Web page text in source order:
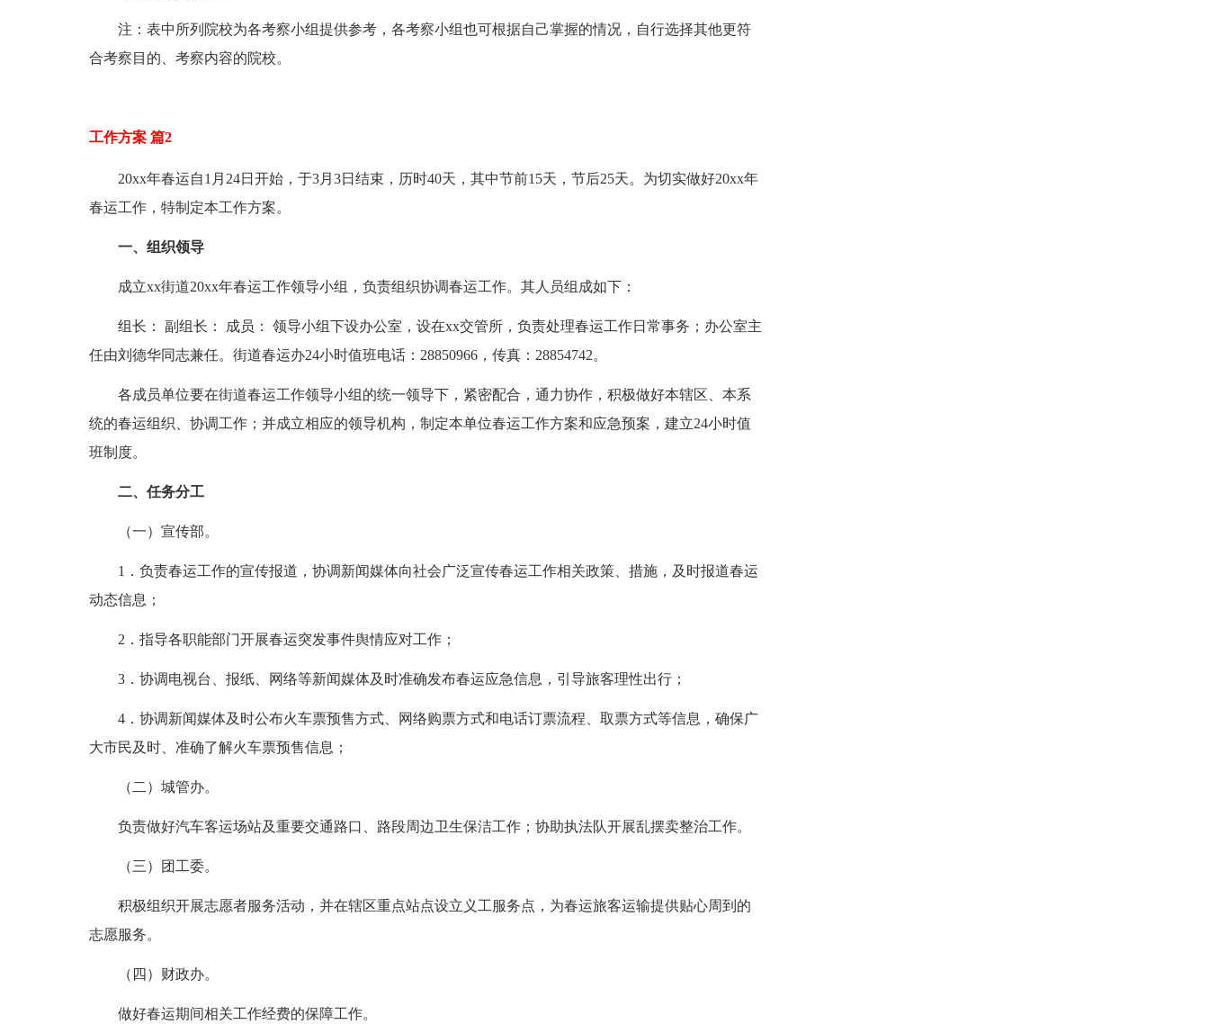
注：表中所列院校为各考察小组提供参考，各考察小组也可根据自己掌握的情况，自行选择其他更符
合考察目的、考察内容的院校。
工作方案 篇2
20xx年春运自1月24日开始，于3月3日结束，历时40天，其中节前15天，节后25天。为切实做好20xx年
春运工作，特制定本工作方案。
一、组织领导
成立xx街道20xx年春运工作领导小组，负责组织协调春运工作。其人员组成如下：
组长： 副组长： 成员： 领导小组下设办公室，设在xx交管所，负责处理春运工作日常事务；办公室主
任由刘德华同志兼任。街道春运办24小时值班电话：28850966，传真：28854742。
各成员单位要在街道春运工作领导小组的统一领导下，紧密配合，通力协作，积极做好本辖区、本系
统的春运组织、协调工作；并成立相应的领导机构，制定本单位春运工作方案和应急预案，建立24小时值
班制度。
二、任务分工
（一）宣传部。
1．负责春运工作的宣传报道，协调新闻媒体向社会广泛宣传春运工作相关政策、措施，及时报道春运
动态信息；
2．指导各职能部门开展春运突发事件舆情应对工作；
3．协调电视台、报纸、网络等新闻媒体及时准确发布春运应急信息，引导旅客理性出行；
4．协调新闻媒体及时公布火车票预售方式、网络购票方式和电话订票流程、取票方式等信息，确保广
大市民及时、准确了解火车票预售信息；
（二）城管办。
负责做好汽车客运场站及重要交通路口、路段周边卫生保洁工作；协助执法队开展乱摆卖整治工作。
（三）团工委。
积极组织开展志愿者服务活动，并在辖区重点站点设立义工服务点，为春运旅客运输提供贴心周到的
志愿服务。
（四）财政办。
做好春运期间相关工作经费的保障工作。